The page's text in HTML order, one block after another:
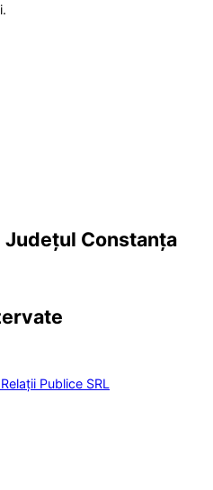
Județul Constanța
Publice SRL